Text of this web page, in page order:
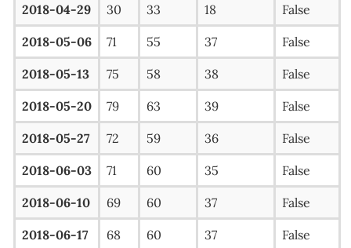
2018-04-29 30 33 18 False
2018-05-06 71 55 37 False
2018-05-13 75 58 38 False
2018-05-20 79 63 39 False
2018-05-27 72 59 36 False
2018-06-03 71 60 35 False
2018-06-10 69 60 37 False
2018-06-17 68 60 37 False